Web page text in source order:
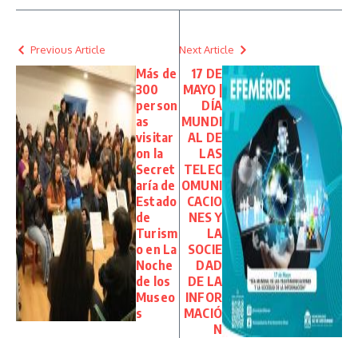
Previous Article
Más de
300
person
as
visitar
on la
Secret
aría de
Estado
de
Turism
o en La
Noche
de los
Museo
s
Next Article
17 DE
MAYO |
DÍA
MUNDI
AL DE
LAS
TELEC
OMUNI
CACIO
NES Y
LA
SOCIE
DAD
DE LA
INFOR
MACIÓ
N